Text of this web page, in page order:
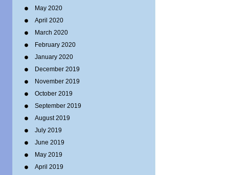
May 2020
April 2020
March 2020
February 2020
January 2020
December 2019
November 2019
October 2019
September 2019
August 2019
July 2019
June 2019
May 2019
April 2019